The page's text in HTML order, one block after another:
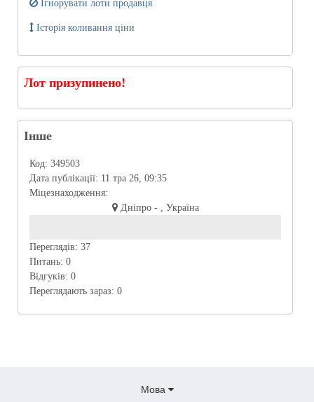
Ігнорувати лоти продавця
Історія коливання ціни
Лот призупинено!
Інше
Код: 349503
Дата публікації: 11 тра 26, 09:35
Міцезнаходження:
Дніпро - , Україна
Переглядів: 37
Питань: 0
Відгуків: 0
Переглядають зараз: 0
Мова